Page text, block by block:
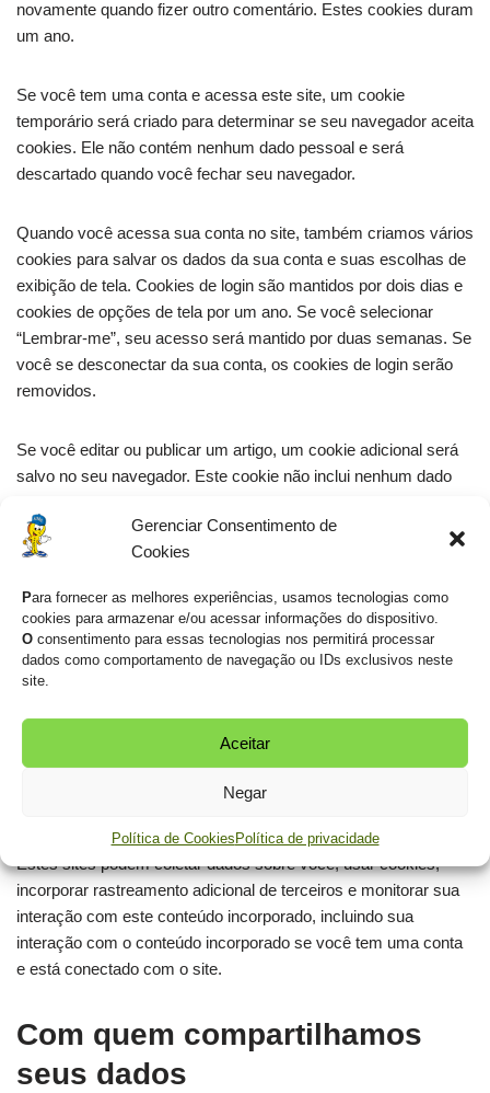
Gerenciar Consentimento de
Cookies
Para fornecer as melhores experiências, usamos tecnologias como
cookies para armazenar e/ou acessar informações do dispositivo.
O consentimento para essas tecnologias nos permitirá processar
dados como comportamento de navegação ou IDs exclusivos neste
site.
Aceitar
Negar
Política de Cookies Política de privacidade
novamente quando fizer outro comentário. Estes cookies duram
um ano.
Se você tem uma conta e acessa este site, um cookie
temporário será criado para determinar se seu navegador aceita
cookies. Ele não contém nenhum dado pessoal e será
descartado quando você fechar seu navegador.
Quando você acessa sua conta no site, também criamos vários
cookies para salvar os dados da sua conta e suas escolhas de
exibição de tela. Cookies de login são mantidos por dois dias e
cookies de opções de tela por um ano. Se você selecionar
“Lembrar-me”, seu acesso será mantido por duas semanas. Se
você se desconectar da sua conta, os cookies de login serão
removidos.
Se você editar ou publicar um artigo, um cookie adicional será
salvo no seu navegador. Este cookie não inclui nenhum dado
que você acabou de editar. Ele expira depois de 1 dia.
Mídia incorporada de outros
sites
incorporado como, por exemplo, vídeos, imagens, artigos, etc.
Conteúdos incorporados de outros sites se comportam
Estes sites podem coletar dados sobre você, usar cookies,
incorporar rastreamento adicional de terceiros e monitorar sua
interação com este conteúdo incorporado, incluindo sua
interação com o conteúdo incorporado se você tem uma conta
e está conectado com o site.
Com quem compartilhamos
seus dados